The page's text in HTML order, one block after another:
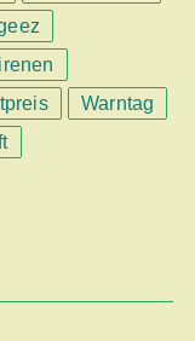
Warntag